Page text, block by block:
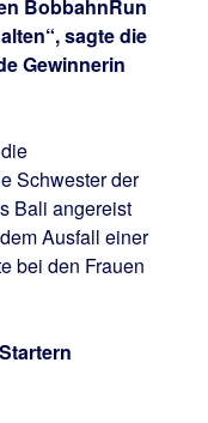
BobbahnRun
sagte die
Gewinnerin
Schwester der
Bali angereist
Ausfall einer
bei den Frauen